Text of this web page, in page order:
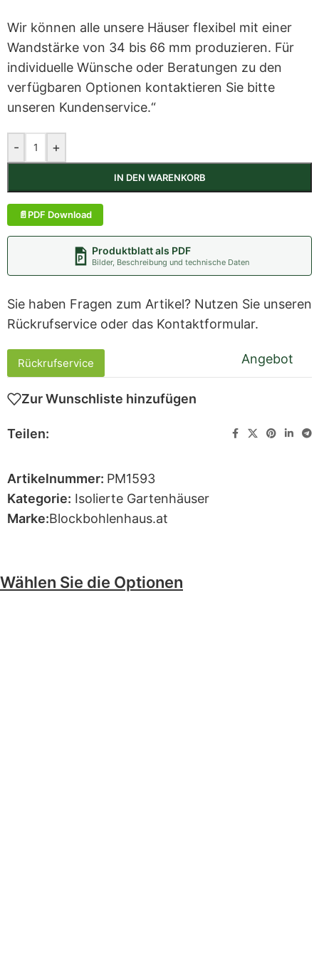
Wählen Sie die Optionen
Wir können alle unsere Häuser flexibel mit einer
Wandstärke von 34 bis 66 mm produzieren. Für
individuelle Wünsche oder Beratungen zu den
verfügbaren Optionen kontaktieren Sie bitte
unseren Kundenservice.“
- +
IN DEN WARENKORB
PDF Download
Produktblatt als PDF
Bilder, Beschreibung und technische Daten
Sie haben Fragen zum Artikel? Nutzen Sie unseren
Rückrufservice oder das Kontaktformular.
Rückrufservice Angebot
Zur Wunschliste hinzufügen
Teilen:
Artikelnummer: PM1593
Kategorie: Isolierte Gartenhäuser
Marke:Blockbohlenhaus.at